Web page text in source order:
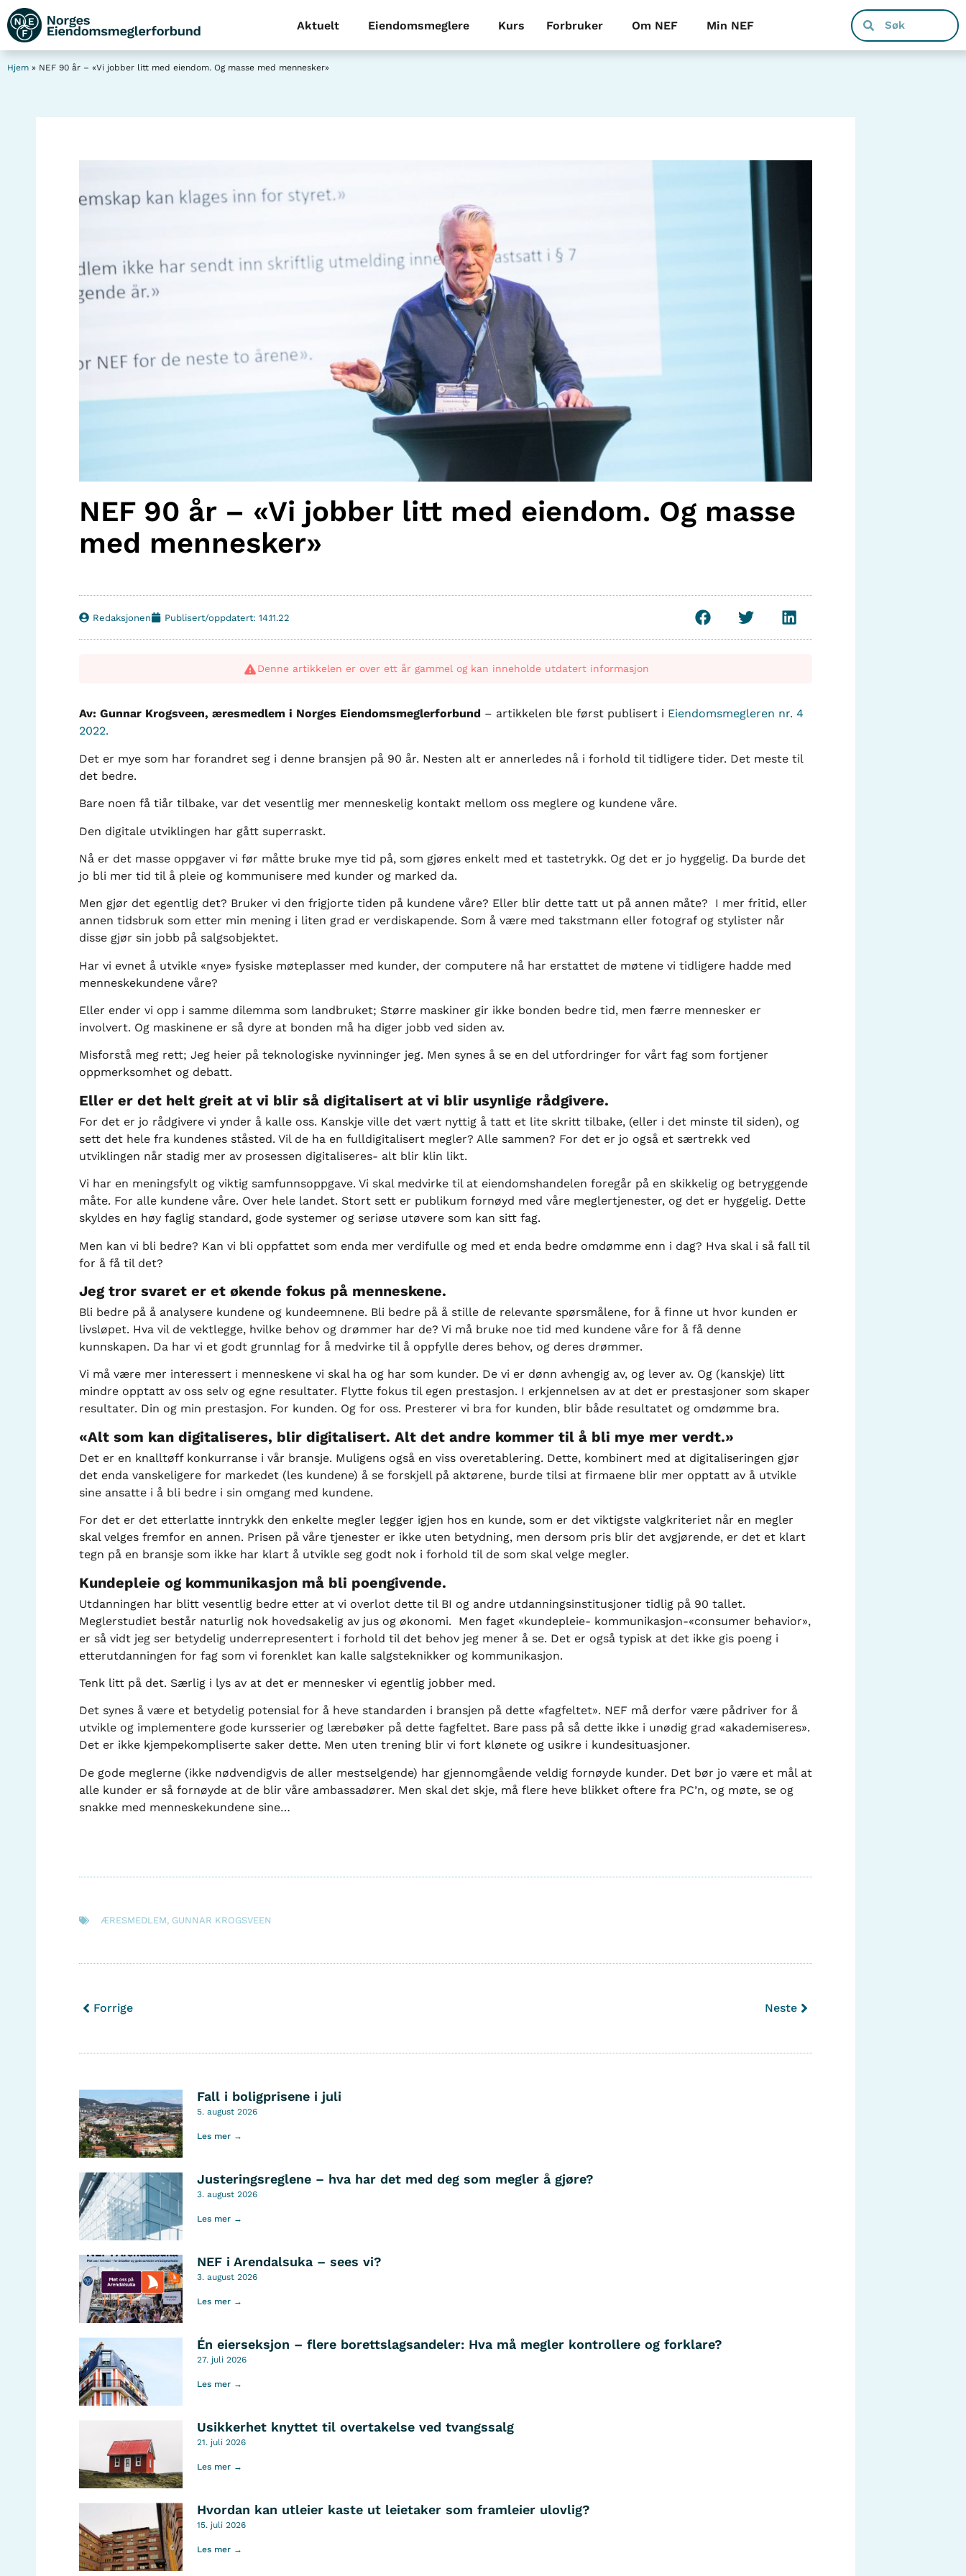
Aktuelt Eiendomsmeglere Kurs Forbruker Om NEF Min NEF
Hjem » NEF 90 år – «Vi jobber litt med eiendom. Og masse med mennesker»
NEF 90 år – «Vi jobber litt med eiendom. Og masse
med mennesker»
Redaksjonen Publisert/oppdatert: 14.11.22
Denne artikkelen er over ett år gammel og kan inneholde utdatert informasjon
Av: Gunnar Krogsveen, æresmedlem i Norges Eiendomsmeglerforbund – artikkelen ble først publisert i Eiendomsmegleren nr. 4
2022.
Det er mye som har forandret seg i denne bransjen på 90 år. Nesten alt er annerledes nå i forhold til tidligere tider. Det meste til
det bedre.
Bare noen få tiår tilbake, var det vesentlig mer menneskelig kontakt mellom oss meglere og kundene våre.
Den digitale utviklingen har gått superraskt.
Nå er det masse oppgaver vi før måtte bruke mye tid på, som gjøres enkelt med et tastetrykk. Og det er jo hyggelig. Da burde det
jo bli mer tid til å pleie og kommunisere med kunder og marked da.
Men gjør det egentlig det? Bruker vi den frigjorte tiden på kundene våre? Eller blir dette tatt ut på annen måte? I mer fritid, eller
annen tidsbruk som etter min mening i liten grad er verdiskapende. Som å være med takstmann eller fotograf og stylister når
disse gjør sin jobb på salgsobjektet.
Har vi evnet å utvikle «nye» fysiske møteplasser med kunder, der computere nå har erstattet de møtene vi tidligere hadde med
menneskekundene våre?
Eller ender vi opp i samme dilemma som landbruket; Større maskiner gir ikke bonden bedre tid, men færre mennesker er
involvert. Og maskinene er så dyre at bonden må ha diger jobb ved siden av.
Misforstå meg rett; Jeg heier på teknologiske nyvinninger jeg. Men synes å se en del utfordringer for vårt fag som fortjener
oppmerksomhet og debatt.
Eller er det helt greit at vi blir så digitalisert at vi blir usynlige rådgivere.
For det er jo rådgivere vi ynder å kalle oss. Kanskje ville det vært nyttig å tatt et lite skritt tilbake, (eller i det minste til siden), og
sett det hele fra kundenes ståsted. Vil de ha en fulldigitalisert megler? Alle sammen? For det er jo også et særtrekk ved
utviklingen når stadig mer av prosessen digitaliseres- alt blir klin likt.
Vi har en meningsfylt og viktig samfunnsoppgave. Vi skal medvirke til at eiendomshandelen foregår på en skikkelig og betryggende
måte. For alle kundene våre. Over hele landet. Stort sett er publikum fornøyd med våre meglertjenester, og det er hyggelig. Dette
skyldes en høy faglig standard, gode systemer og seriøse utøvere som kan sitt fag.
Men kan vi bli bedre? Kan vi bli oppfattet som enda mer verdifulle og med et enda bedre omdømme enn i dag? Hva skal i så fall til
for å få til det?
Jeg tror svaret er et økende fokus på menneskene.
Bli bedre på å analysere kundene og kundeemnene. Bli bedre på å stille de relevante spørsmålene, for å finne ut hvor kunden er
livsløpet. Hva vil de vektlegge, hvilke behov og drømmer har de? Vi må bruke noe tid med kundene våre for å få denne
kunnskapen. Da har vi et godt grunnlag for å medvirke til å oppfylle deres behov, og deres drømmer.
Vi må være mer interessert i menneskene vi skal ha og har som kunder. De vi er dønn avhengig av, og lever av. Og (kanskje) litt
mindre opptatt av oss selv og egne resultater. Flytte fokus til egen prestasjon. I erkjennelsen av at det er prestasjoner som skaper
resultater. Din og min prestasjon. For kunden. Og for oss. Presterer vi bra for kunden, blir både resultatet og omdømme bra.
«Alt som kan digitaliseres, blir digitalisert. Alt det andre kommer til å bli mye mer verdt.»
Det er en knalltøff konkurranse i vår bransje. Muligens også en viss overetablering. Dette, kombinert med at digitaliseringen gjør
det enda vanskeligere for markedet (les kundene) å se forskjell på aktørene, burde tilsi at firmaene blir mer opptatt av å utvikle
sine ansatte i å bli bedre i sin omgang med kundene.
For det er det etterlatte inntrykk den enkelte megler legger igjen hos en kunde, som er det viktigste valgkriteriet når en megler
skal velges fremfor en annen. Prisen på våre tjenester er ikke uten betydning, men dersom pris blir det avgjørende, er det et klart
tegn på en bransje som ikke har klart å utvikle seg godt nok i forhold til de som skal velge megler.
Kundepleie og kommunikasjon må bli poengivende.
Utdanningen har blitt vesentlig bedre etter at vi overlot dette til BI og andre utdanningsinstitusjoner tidlig på 90 tallet.
Meglerstudiet består naturlig nok hovedsakelig av jus og økonomi. Men faget «kundepleie- kommunikasjon-«consumer behavior»,
er så vidt jeg ser betydelig underrepresentert i forhold til det behov jeg mener å se. Det er også typisk at det ikke gis poeng i
etterutdanningen for fag som vi forenklet kan kalle salgsteknikker og kommunikasjon.
Tenk litt på det. Særlig i lys av at det er mennesker vi egentlig jobber med.
Det synes å være et betydelig potensial for å heve standarden i bransjen på dette «fagfeltet». NEF må derfor være pådriver for å
utvikle og implementere gode kursserier og lærebøker på dette fagfeltet. Bare pass på så dette ikke i unødig grad «akademiseres».
Det er ikke kjempekompliserte saker dette. Men uten trening blir vi fort klønete og usikre i kundesituasjoner.
De gode meglerne (ikke nødvendigvis de aller mestselgende) har gjennomgående veldig fornøyde kunder. Det bør jo være et mål at
alle kunder er så fornøyde at de blir våre ambassadører. Men skal det skje, må flere heve blikket oftere fra PC’n, og møte, se og
snakke med menneskekundene sine…
ÆRESMEDLEM, GUNNAR KROGSVEEN
Forrige Neste
Fall i boligprisene i juli
5. august 2026
Les mer →
Justeringsreglene – hva har det med deg som megler å gjøre?
3. august 2026
Les mer →
NEF i Arendalsuka – sees vi?
3. august 2026
Les mer →
Én eierseksjon – flere borettslagsandeler: Hva må megler kontrollere og forklare?
27. juli 2026
Les mer →
Usikkerhet knyttet til overtakelse ved tvangssalg
21. juli 2026
Les mer →
Hvordan kan utleier kaste ut leietaker som framleier ulovlig?
15. juli 2026
Les mer →